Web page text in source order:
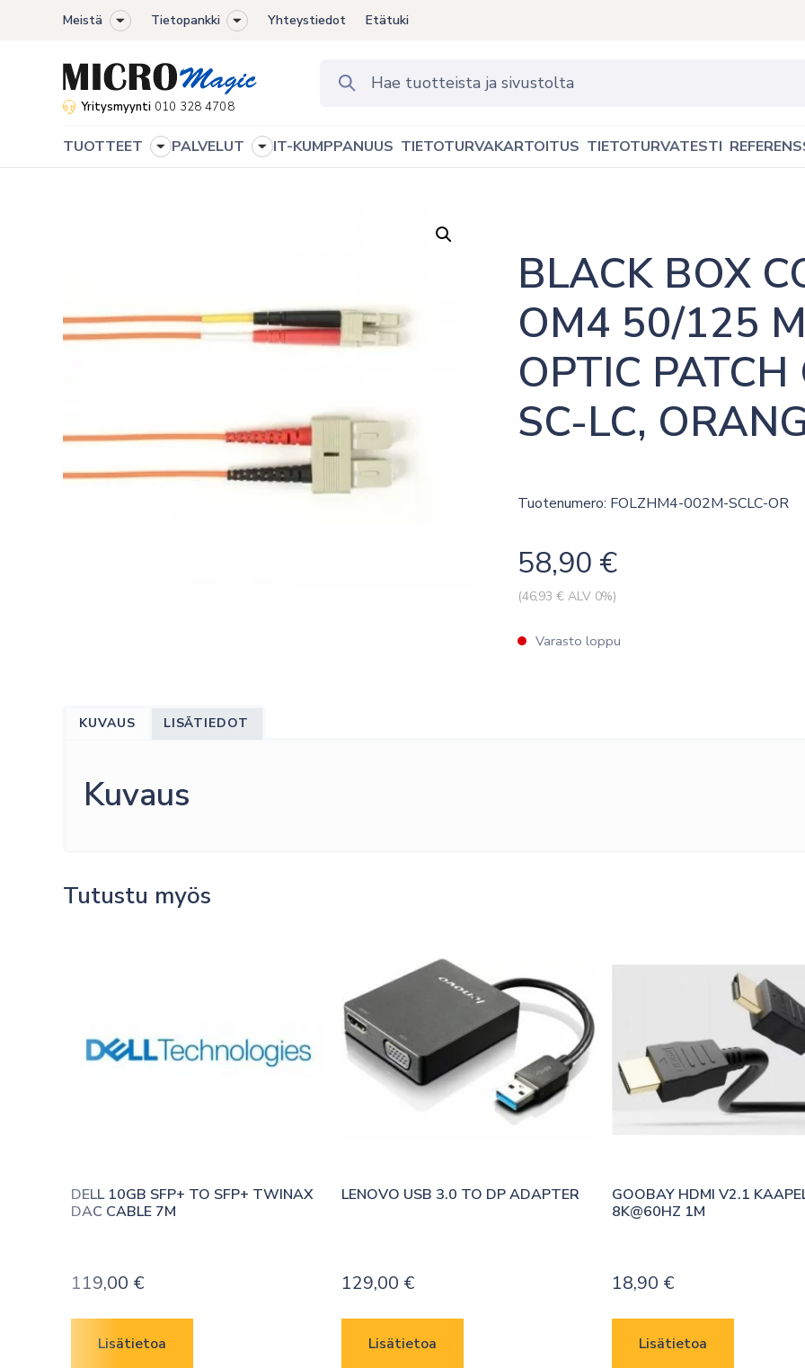
Meistä
Toggle
menu
Tietopankki
Toggle
menu
Yhteystiedot Etätuki
Yritysmyynti 010 328 4708
TUOTTEET
Toggle
PALVELUT
Toggle
IT-KUMPPANUUS TIETOTURVAKARTOITUS TIETOTURVATESTI
BLACK BOX
OM4 50/125
OPTIC
SC-LC,
Tuotenumero: FOLZHM4-002M-SCLC-OR
58,90 €
(46,93 € ALV 0%)
Varasto loppu
KUVAUS LISÄTIEDOT
Kuvaus
Tutustu myös
DELL 10GB SFP+ TO SFP+ TWINAX
DAC CABLE 7M
119,00 €
Lisätietoa
LENOVO USB 3.0 TO DP ADAPTER
129,00 €
Lisätietoa
GOOBAY HDMI V2.1
8K@60HZ 1M
18,90 €
Lisätietoa